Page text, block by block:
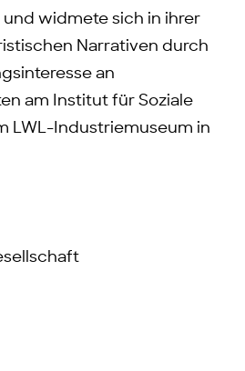
widmete sich in ihrer
Narrativen durch
an
am Institut für Soziale
LWL-Industriemuseum in